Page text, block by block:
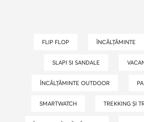
FLIP FLOP ÎNCĂLȚĂMINTE
SLAPI SI SANDALE
ÎNCĂLȚĂMINTE OUTDOOR
SMARTWATCH TREKKING ȘI